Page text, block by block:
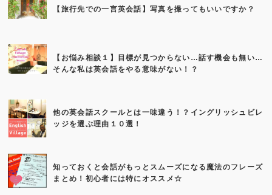
【旅行先での一言英会話】写真を撮ってもいいですか？
【お悩み相談１】目標が見つからない…話す機会も無い…
そんな私は英会話をやる意味がない！？
他の英会話スクールとは一味違う！？イングリッシュビレ
ッジを選ぶ理由１０選！
知っておくと会話がもっとスムーズになる魔法のフレーズ
まとめ！初心者には特にオススメ☆